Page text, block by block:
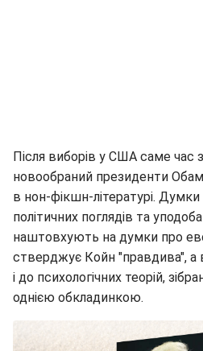
Після виборів у США саме час
новообраний президенти
в нон-фікшн-літературі.
політичних поглядів та
наштовхують на думки про
стверджує Койн "правдива", а
і до психологічних теорій,
однією обкладинкою.